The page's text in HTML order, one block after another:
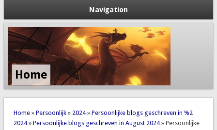
Navigation
Home
You are here
Home» Persoonlijk» 2024» Persoonlijke blogs geschreven in %2
2024» Persoonlijke blogs geschreven in August 2024» Persoonlijke